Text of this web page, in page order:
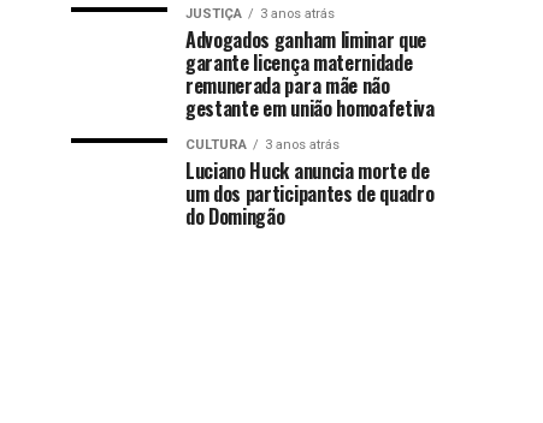
JUSTIÇA 3 anos atrás
Advogados ganham liminar que
garante licença maternidade
remunerada para mãe não
gestante em união homoafetiva
CULTURA 3 anos atrás
Luciano Huck anuncia morte de
um dos participantes de quadro
do Domingão